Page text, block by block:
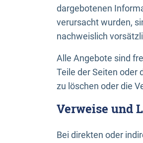
dargebotenen
verursacht wurden,
nachweislich
Alle Angebote sind
Teile der Seiten oder
zu löschen oder die
Verweise und
Bei direkten oder